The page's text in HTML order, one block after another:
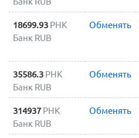
18699.93 РНК
Банк RUB
Обменять
35586.3 РНК
Банк RUB
Обменять
314937 РНК
Банк RUB
Обменять